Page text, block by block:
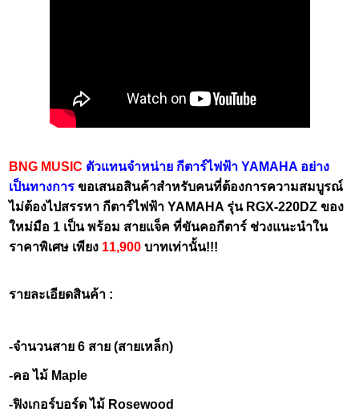
BNG MUSIC ตัวแทนจำหน่าย กีตาร์ไฟฟ้า YAMAHA อย่าง
เป็นทางการขอเสนอสินค้าสำหรับคนที่ต้องการความสมบูรณ์
ไม่ต้องไปสรรหา กีตาร์ไฟฟ้า YAMAHA รุ่น RGX-220DZ ของ
ใหม่มือ 1 เป็น พร้อม สายแจ็ค ที่ขันคอกีตาร์ ช่วงแนะนำใน
ราคาพิเศษ เพียง 11,900 บาทเท่านั้น!!!
รายละเอียดสินค้า :
-จำนวนสาย 6 สาย (สายเหล็ก)
-คอ ไม้ Maple
-ฟิงเกอร์บอร์ด ไม้ Rosewood